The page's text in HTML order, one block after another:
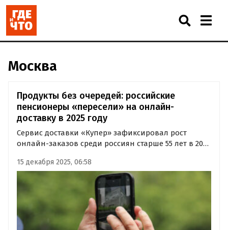
Москва
Продукты без очередей: российские
пенсионеры «пересели» на онлайн-
доставку в 2025 году
Сервис доставки «Купер» зафиксировал рост
онлайн-заказов среди россиян старше 55 лет в 2025
на 20% за год, а активность наблюдается во всех
регионах страны.
15 декабря 2025, 06:58